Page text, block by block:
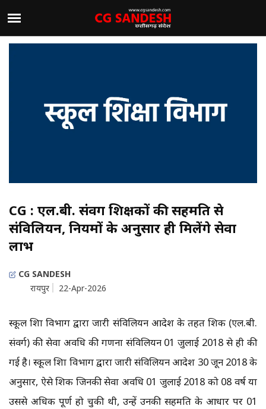
CG : एल.बी. संवर्ग शिक्षकों की सहमति से
संविलियन, नियमों के अनुसार ही मिलेंगे सेवा
लाभ
CG SANDESH
रायपुर
22-Apr-2026
स्कूल शिक्षा विभाग द्वारा जारी संविलियन आदेश के तहत शिक्षक (एल.बी.
संवर्ग) की सेवा अवधि की गणना संविलियन 01 जुलाई 2018 से ही की
गई है। स्कूल शिक्षा विभाग द्वारा जारी संविलियन आदेश 30 जून 2018 के
अनुसार, ऐसे शिक्षक जिनकी सेवा अवधि 01 जुलाई 2018 को 08 वर्ष या
उससे अधिक पूर्ण हो चुकी थी, उन्हें उनकी सहमति के आधार पर 01